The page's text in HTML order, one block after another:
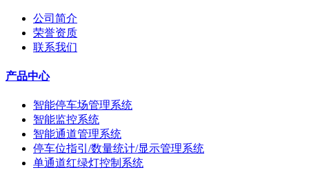
公司简介
荣誉资质
联系我们
产品中心
智能停车场管理系统
智能监控系统
智能通道管理系统
停车位指引/数量统计/显示管理系统
单通道红绿灯控制系统